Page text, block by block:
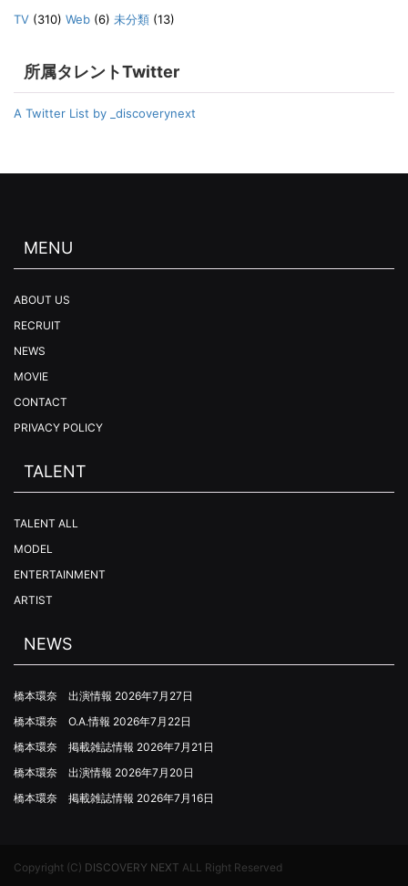
TV (310) Web (6) 未分類 (13)
所属タレントTwitter
A Twitter List by _discoverynext
MENU
ABOUT US
RECRUIT
NEWS
MOVIE
CONTACT
PRIVACY POLICY
TALENT
TALENT ALL
MODEL
ENTERTAINMENT
ARTIST
NEWS
橋本環奈 出演情報 2026年7月27日
橋本環奈 O.A.情報 2026年7月22日
橋本環奈 掲載雑誌情報 2026年7月21日
橋本環奈 出演情報 2026年7月20日
橋本環奈 掲載雑誌情報 2026年7月16日
Copyright (C) DISCOVERY NEXT ALL Right Reserved